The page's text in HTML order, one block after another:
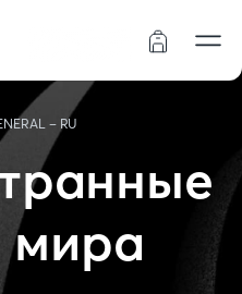
- RU
мира